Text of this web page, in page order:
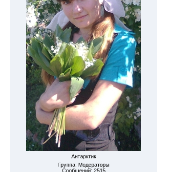
Антарктик
Группа: Модераторы
Сообщений: 2515